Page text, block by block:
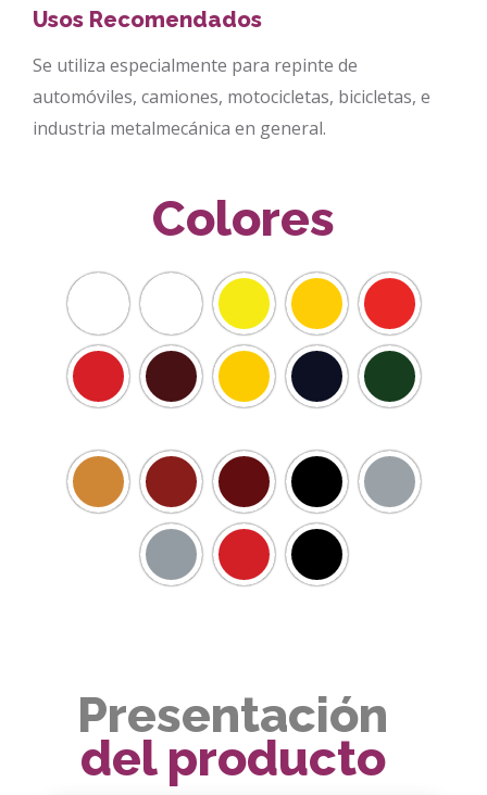
Usos Recomendados
Se utiliza especialmente para repinte de
automóviles, camiones, motocicletas, bicicletas, e
industria metalmecánica en general.
Colores
Presentación
del producto